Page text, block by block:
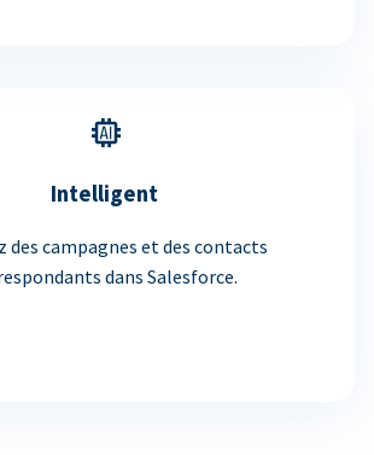
Intelligent
des campagnes et des contacts
dans Salesforce.